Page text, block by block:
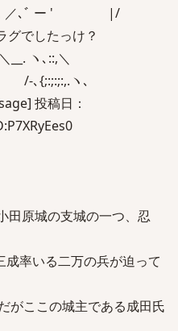
. ヾ､ ／､ﾞ ー ' |/
グでしたっけ？
ヽ､::,＼
/-､{;:;:;:,.ヽ､
投稿日：
の支城の一つ、忍
万の兵が迫って
である成田氏